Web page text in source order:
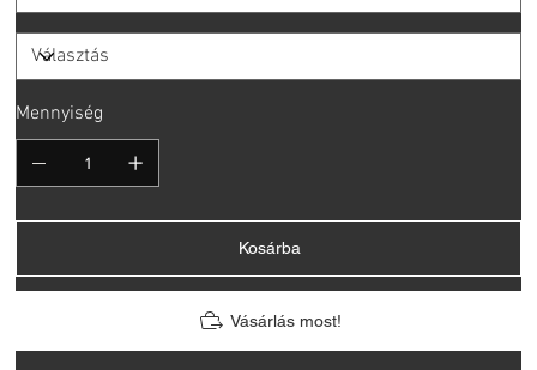
Mennyiség
Kosárba
Vásárlás most!